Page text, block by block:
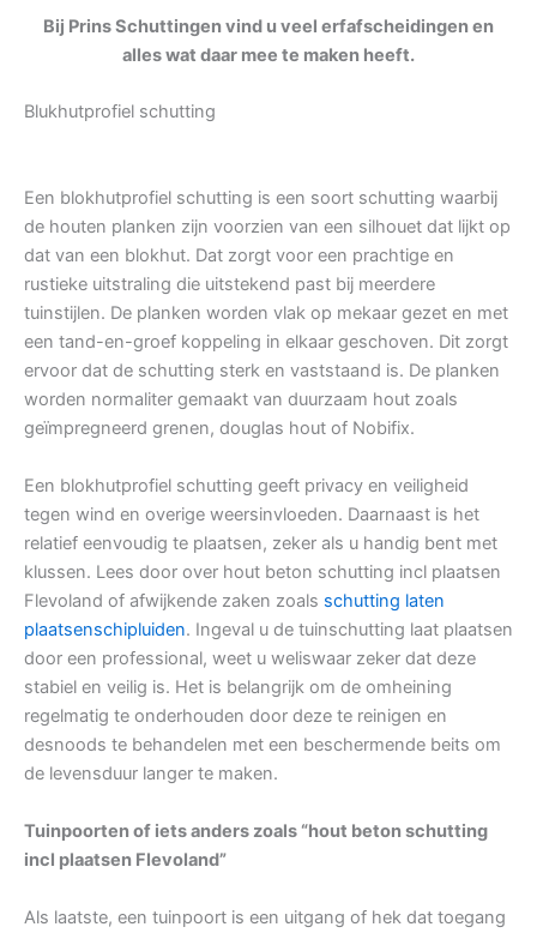
Bij Prins Schuttingen vind u veel erfafscheidingen en
alles wat daar mee te maken heeft.
Blukhutprofiel schutting
Een blokhutprofiel schutting is een soort schutting waarbij
de houten planken zijn voorzien van een silhouet dat lijkt op
dat van een blokhut. Dat zorgt voor een prachtige en
rustieke uitstraling die uitstekend past bij meerdere
tuinstijlen. De planken worden vlak op mekaar gezet en met
een tand-en-groef koppeling in elkaar geschoven. Dit zorgt
ervoor dat de schutting sterk en vaststaand is. De planken
worden normaliter gemaakt van duurzaam hout zoals
geïmpregneerd grenen, douglas hout of Nobifix.
Een blokhutprofiel schutting geeft privacy en veiligheid
tegen wind en overige weersinvloeden. Daarnaast is het
relatief eenvoudig te plaatsen, zeker als u handig bent met
klussen. Lees door over hout beton schutting incl plaatsen
Flevoland of afwijkende zaken zoals schutting laten
plaatsenschipluiden. Ingeval u de tuinschutting laat plaatsen
door een professional, weet u weliswaar zeker dat deze
stabiel en veilig is. Het is belangrijk om de omheining
regelmatig te onderhouden door deze te reinigen en
desnoods te behandelen met een beschermende beits om
de levensduur langer te maken.
Tuinpoorten of iets anders zoals “hout beton schutting
incl plaatsen Flevoland”
Als laatste, een tuinpoort is een uitgang of hek dat toegang